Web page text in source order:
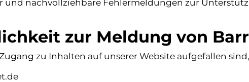
zur Meldung von
zu Inhalten auf unserer Website aufgefallen